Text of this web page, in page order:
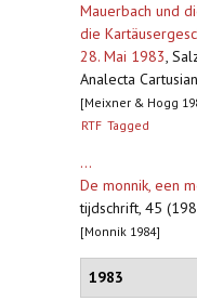
Mauerbach und
die
28. Mai 1983,
Analecta
[Meixner & Hogg
RTF Tagged
...
De monnik, een
tijdschrift, 45
[Monnik 1984]
1983